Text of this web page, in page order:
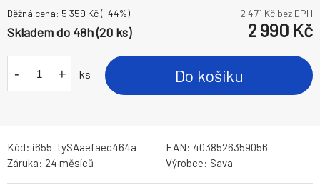
Běžná cena: 5 359Kč(-44%) 2 471 Kč bez DPH
Skladem do 48h (20 ks) 2 990 Kč
- + ks Do košíku
Kód: i655_tySAaefaec464a EAN: 4038526359056
Záruka: 24 měsíců Výrobce: Sava